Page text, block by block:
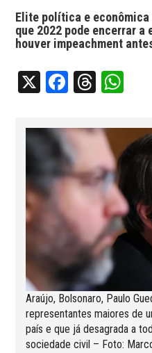
Elite política e
que 2022 pode encerrar
houver impeachment
X Facebook
Araújo, Bolsonaro, Paulo
representantes maiores de
país e que já desagrada a
sociedade civil – Foto: